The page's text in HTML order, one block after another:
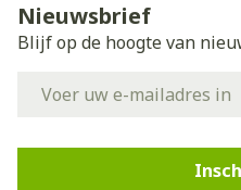
Nieuwsbrief
Blijf op de hoogte van